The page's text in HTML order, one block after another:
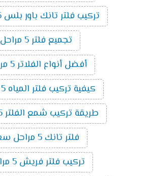
تركيب فلتر تانك باور بلس 5 مراحل
تجميع فلتر 5 مراحل
أفضل أنواع الفلاتر 5 مراحل
كيفية تركيب فلتر المياه 5 مراحل
طريقة تركيب شمع الفلتر 5 مراحل
فلتر تانك 5 مراحل سعر
تركيب فلتر فريش 5 مراحل